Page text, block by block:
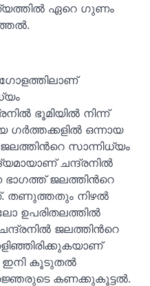
ഏറെ ഗുണം
ഭൂമിയില്‍ നിന്ന്
ഗര്‍ത്തക്കളില്‍ ഒന്നായ
സാന്നിധ്യം
ചന്ദ്രനില്‍
ജലത്തിന്‍റെ
തണുത്തതും നിഴല്‍
ഉപരിതലത്തില്‍
ജലത്തിന്‍റെ
ഇനി കൂടുതല്‍
കണക്കുകൂട്ടല്‍.